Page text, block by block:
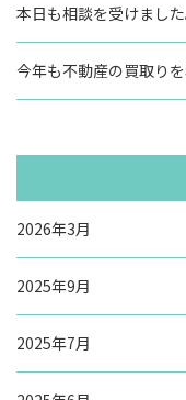
本日も相談を受けました
今年も不動産の買取りを
2026年3月
2025年9月
2025年7月